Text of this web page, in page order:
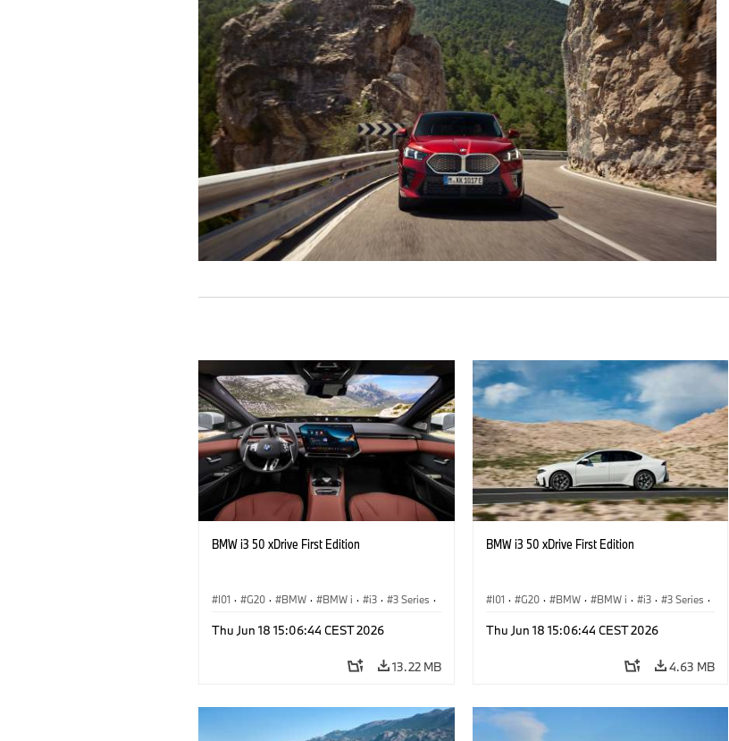
BMW i3 50 xDrive First Edition
I01 · G20 · BMW · BMW i · i3 · 3 Series ·
Thu Jun 18 15:06:44 CEST 2026
13.22 MB
BMW i3 50 xDrive First Edition
I01 · G20 · BMW · BMW i · i3 · 3 Series ·
Thu Jun 18 15:06:44 CEST 2026
4.63 MB